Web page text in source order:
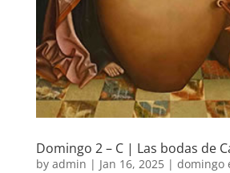
Domingo 2 – C | Las bodas de
by admin | Jan 16, 2025| domingo